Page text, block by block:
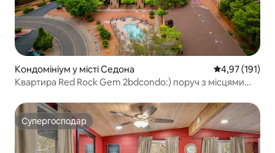
Кондомініум у місті Седона Середня
4,97 (191)
Квартира Red Rock Gem 2bdcondo:) поруч з місцями
Супергосподар
Супергосподар